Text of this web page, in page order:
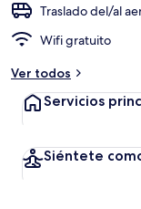
Traslado del/al
Wifi gratuito
Ver todos
Servicios
Siéntete